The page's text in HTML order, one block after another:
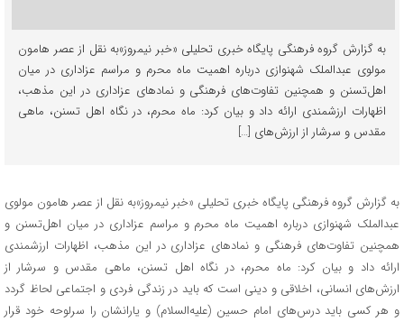
به گزارش گروه فرهنگی پایگاه خبری تحلیلی «خبر نیمروز»به نقل از عصر هامون
مولوی عبدالملک شهنوازی درباره اهمیت ماه محرم و مراسم عزاداری در میان
اهل‌تسنن و همچنین تفاوت‌های فرهنگی و نمادهای عزاداری در این مذهب،
اظهارات ارزشمندی ارائه داد و بیان کرد: ماه محرم، در نگاه اهل‌ تسنن، ماهی
مقدس و سرشار از ارزش‌های […]
به گزارش گروه فرهنگی پایگاه خبری تحلیلی «خبر نیمروز»به نقل از عصر هامون مولوی
عبدالملک شهنوازی درباره اهمیت ماه محرم و مراسم عزاداری در میان اهل‌تسنن و
همچنین تفاوت‌های فرهنگی و نمادهای عزاداری در این مذهب، اظهارات ارزشمندی
ارائه داد و بیان کرد: ماه محرم، در نگاه اهل‌ تسنن، ماهی مقدس و سرشار از
ارزش‌های انسانی، اخلاقی و دینی است که باید در زندگی فردی و اجتماعی لحاظ گردد
و هر کسی باید درس‌های امام حسین (علیه‌السلام) و یارانشان را سرلوحه خود قرار